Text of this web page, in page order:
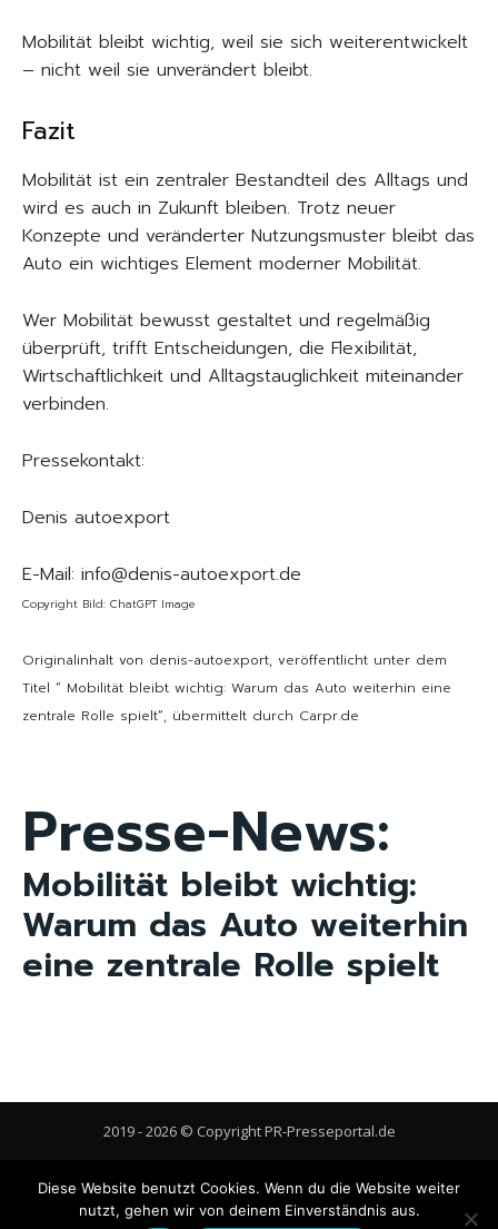
Mobilität bleibt wichtig, weil sie sich weiterentwickelt
– nicht weil sie unverändert bleibt.
Fazit
Mobilität ist ein zentraler Bestandteil des Alltags und
wird es auch in Zukunft bleiben. Trotz neuer
Konzepte und veränderter Nutzungsmuster bleibt das
Auto ein wichtiges Element moderner Mobilität.
Wer Mobilität bewusst gestaltet und regelmäßig
überprüft, trifft Entscheidungen, die Flexibilität,
Wirtschaftlichkeit und Alltagstauglichkeit miteinander
verbinden.
Pressekontakt:
Denis autoexport
E-Mail: info@denis-autoexport.de
Copyright Bild: ChatGPT Image
Originalinhalt von denis-autoexport, veröffentlicht unter dem
Titel “ Mobilität bleibt wichtig: Warum das Auto weiterhin eine
zentrale Rolle spielt“, übermittelt durch Carpr.de
Presse-News:
Mobilität bleibt wichtig:
Warum das Auto weiterhin
eine zentrale Rolle spielt
2019 - 2026 © Copyright PR-Presseportal.de
Gastbeitrag veröffentlichen Cookie-Richtlinie (EU)
Diese Website benutzt Cookies. Wenn du die Website weiter
nutzt, gehen wir von deinem Einverständnis aus.